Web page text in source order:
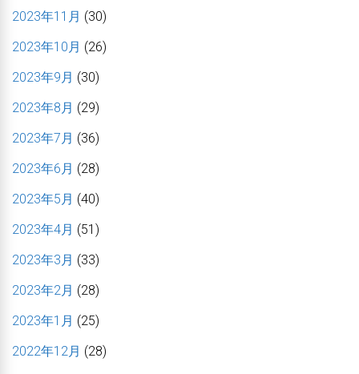
2023年11月 (30)
2023年10月 (26)
2023年9月 (30)
2023年8月 (29)
2023年7月 (36)
2023年6月 (28)
2023年5月 (40)
2023年4月 (51)
2023年3月 (33)
2023年2月 (28)
2023年1月 (25)
2022年12月 (28)